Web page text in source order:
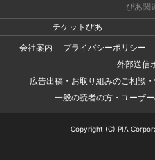
ぴあ関
チケットぴあ
会社案内
プライバシーポリシー
外部送信
広告出稿・お取り組みのご相談
一般の読者の方・ユーザ
Copyright (C) PIA